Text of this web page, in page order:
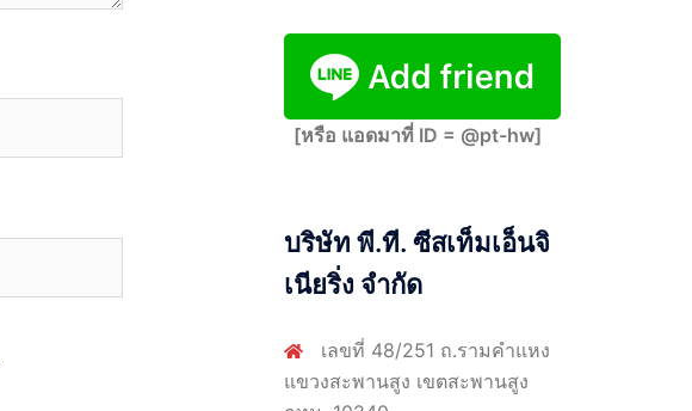
[หรือ แอดมาที่ ID = @pt-hw]
บริษัท พี.ที. ซีสเท็มเอ็นจิ
เนียริ่ง จำกัด
เลขที่ 48/251 ถ.รามคำแหง
แขวงสะพานสูง เขตสะพานสูง